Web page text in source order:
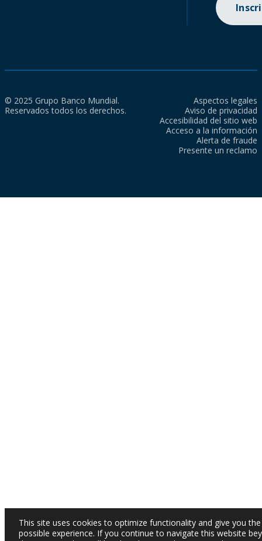
© 2025 Grupo Banco Mundial.
Reservados todos los derechos.
Aspectos legales
Aviso de privacidad
Accesibilidad del sitio web
Acceso a la información
Alerta de fraude
Presente un reclamo
This site uses cookies to optimize functionality and give you
possible experience. If you continue to navigate this website